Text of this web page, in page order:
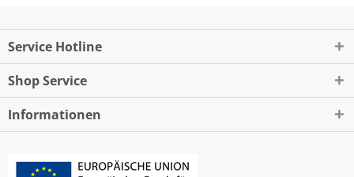
Service Hotline
Shop Service
Informationen